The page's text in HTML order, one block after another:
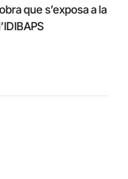
que s’exposa a la